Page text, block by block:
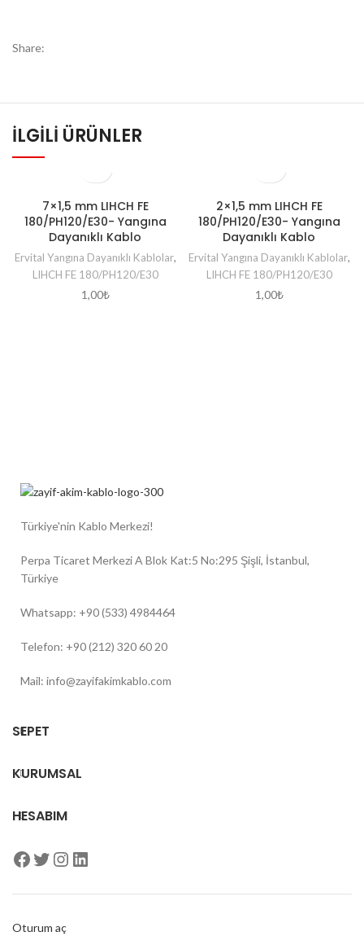
Share:
İLGILI ÜRÜNLER
7×1,5 mm LIHCH FE
180/PH120/E30- Yangına
Dayanıklı Kablo
Ervital Yangına Dayanıklı Kablolar,
LIHCH FE 180/PH120/E30
1,00₺
2×1,5 mm LIHCH FE
180/PH120/E30- Yangına
Dayanıklı Kablo
Ervital Yangına Dayanıklı Kablolar,
LIHCH FE 180/PH120/E30
1,00₺
Türkiye'nin Kablo Merkezi!
Perpa Ticaret Merkezi A Blok Kat:5 No:295 Şişli, İstanbul,
Türkiye
Whatsapp: +90 (533) 4984464
Telefon: +90 (212) 320 60 20
Mail: info@zayifakimkablo.com
SEPET
KURUMSAL
HESABIM
Oturum aç